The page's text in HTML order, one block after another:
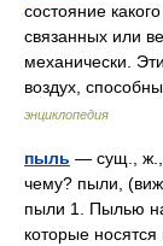
состояние
связанных или
механически.
воздух,
энциклопедия
пыль — сущ., ж.,
чему? пыли,
пыли 1. Пылью
которые